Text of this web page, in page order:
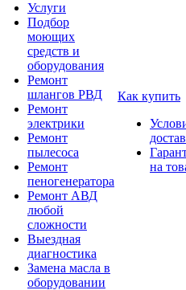
Услуги
Подбор
моющих
средств и
оборудования
Ремонт
шлангов РВД
Ремонт
электрики
Ремонт
пылесоса
Ремонт
пеногенератора
Ремонт АВД
любой
сложности
Выездная
диагностика
Замена масла в
оборудовании
Как купить
на